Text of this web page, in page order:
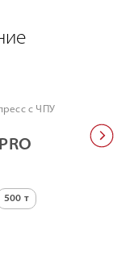
с ЧПУ
500 т